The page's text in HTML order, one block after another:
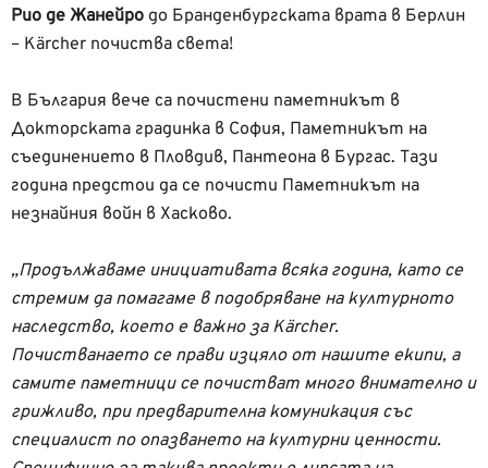
Рио де Жанейро до Бранденбургската врата в Берлин
– Kärcher почиства света!
В България вече са почистени паметникът в
Докторската градинка в София, Паметникът на
съединението в Пловдив, Пантеона в Бургас. Тази
година предстои да се почисти Паметникът на
незнайния войн в Хасково.
„Продължаваме инициативата всяка година, като се
стремим да помагаме в подобряване на културното
наследство, което е важно за Kärcher.
Почистванаето се прави изцяло от нашите екипи, а
самите паметници се почистват много внимателно и
грижливо, при предварителна комуникация със
специалист по опазването на културни ценности.